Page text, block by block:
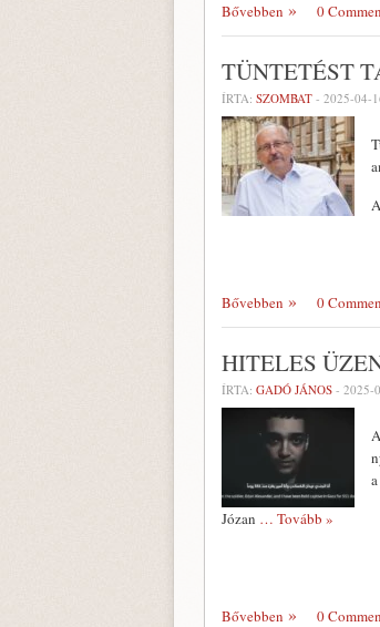
Bővebben 0
TÜNTETÉST
ÍRTA: SZOMBAT - 2025-04-
Bővebben 0
HITELES
ÍRTA: GADÓ JÁNOS - 2025-
Józan … Tovább »
Bővebben 0